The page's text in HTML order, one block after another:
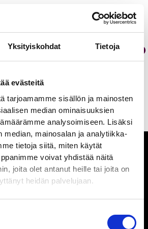
Yksityiskohdat Tietoja
evästeitä
tarjoamamme sisällön ja mainosten
median ominaisuuksien
analysoimiseen. Lisäksi
median, mainosalan ja analytiikka-
tietoja siitä, miten käytät
voivat yhdistää näitä
joita olet antanut heille tai joita on
heidän palvelujaan.
Momento
Reply